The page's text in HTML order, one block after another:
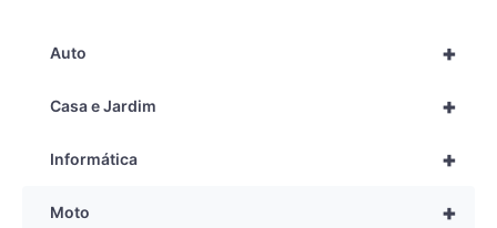
+
Auto
+
Casa e Jardim
+
Informática
+
Moto